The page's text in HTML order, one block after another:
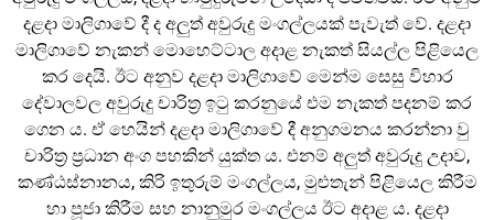
දළදා මාලිගාවේ දී ද අලුත් අවුරුදු මංගල්ලයක් පැවැත් වේ. දළදා
මාලිගාවේ නැකන් මොහෙට්ටාල අදාළ නැකත් සියල්ල පිළියෙල
කර දෙයි. ඊට අනුව දළදා මාලිගාවේ මෙන්ම සෙසු විහාර
දේවාලවල අවුරුදු චාරිත්‍ර ඉටු කරනුයේ එම නැකත් පදනම් කර
ගෙන ය. ඒ හෙයින් දළදා මාලිගාවේ දී අනුගමනය කරන්නා වු
චාරිත්‍ර ප්‍රධාන අංග පහකින් යුක්ත ය. එනම් අලුත් අවුරුදු උදාව,
කණ්ඨස්නානය, කිරි ඉතුරුම් මංගල්ලය, මුළුතැන් පිළියෙල කිරීම
හා පූජා කිරීම සහ නානුමුර මංගල්ලය ඊට අදාළ ය. දළදා